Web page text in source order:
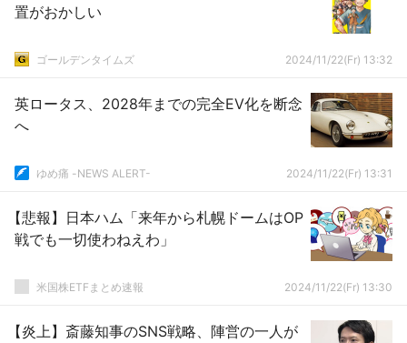
置がおかしい
ゴールデンタイムズ 2024/11/22(Fr) 13:32
英ロータス、2028年までの完全EV化を断念
へ
ゆめ痛 -NEWS ALERT- 2024/11/22(Fr) 13:31
【悲報】日本ハム「来年から札幌ドームはOP
戦でも一切使わねえわ」
米国株ETFまとめ速報 2024/11/22(Fr) 13:30
【炎上】斎藤知事のSNS戦略、陣営の一人が